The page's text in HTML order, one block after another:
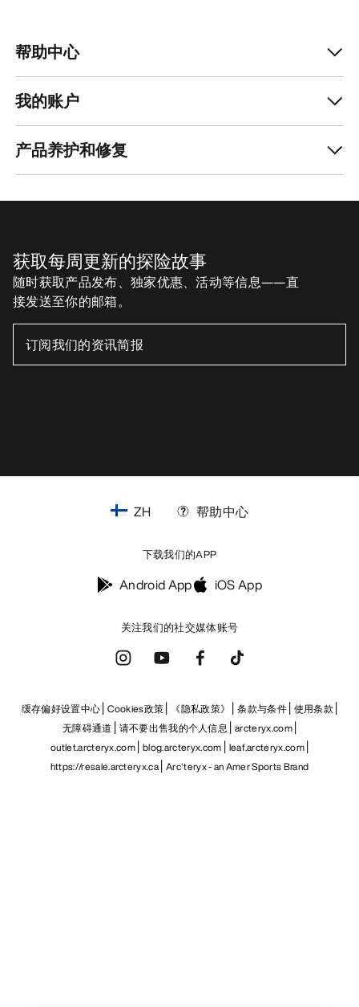
帮助中心
我的账户
产品养护和修复
获取每周更新的探险故事
随时获取产品发布、独家优惠、活动等信息——直
接发送至你的邮箱。
关注我们的社交媒体账号
ZH 帮助中心
下载我们的APP
Android App iOS App
缓存偏好设置中心 Cookies政策 《隐私政策》 条款与条件 使用条款
无障碍通道
请不要出售我的个人信息 arcteryx.com
outlet.arcteryx.com blog.arcteryx.com leaf.arcteryx.com
https://resale.arcteryx.ca Arc'teryx - an Amer Sports Brand